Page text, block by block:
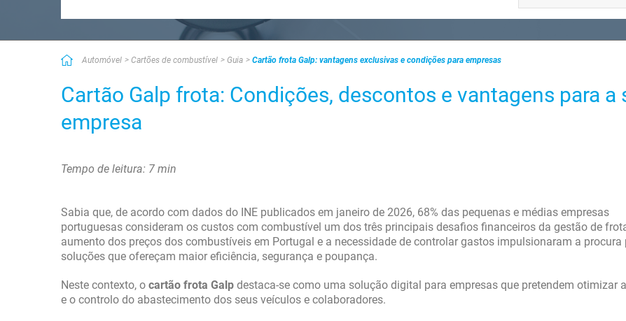
Automóvel Cartões de combustível Guia Cartão frota Galp: vantagens exclusivas e condições para empresas
Cartão Galp frota: Condições, descontos e vantagens para a
empresa
Tempo de leitura: 7 min
Sabia que, de acordo com dados do INE publicados em janeiro de 2026, 68% das pequenas e médias empresas
portuguesas consideram os custos com combustível um dos três principais desafios financeiros da gestão de
aumento dos preços dos combustíveis em Portugal e a necessidade de controlar gastos impulsionaram a procura
soluções que ofereçam maior eficiência, segurança e poupança.
Neste contexto, o cartão frota Galp destaca-se como uma solução digital para empresas que pretendem otimizar
e o controlo do abastecimento dos seus veículos e colaboradores.